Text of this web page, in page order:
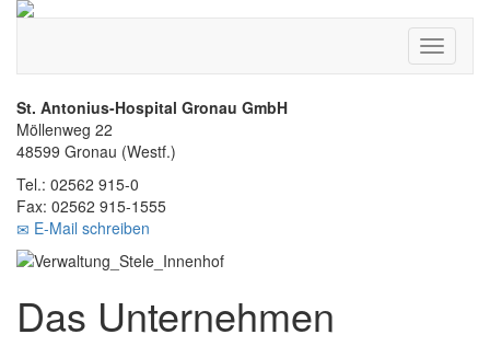
Toggle
St. Antonius-Hospital Gronau GmbH
Möllenweg 22
48599 Gronau (Westf.)
Tel.: 02562 915-0
Fax: 02562 915-1555
E-Mail schreiben
Das Unternehmen